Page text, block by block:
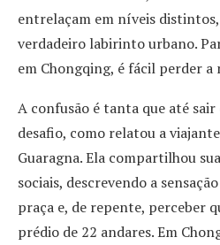
entrelaçam em níveis
verdadeiro labirinto urbano.
em Chongqing, é fácil perder a
A confusão é tanta que até
desafio, como relatou a
Guaragna. Ela compartilhou
sociais, descrevendo a
praça e, de repente, perceber
prédio de 22 andares. Em